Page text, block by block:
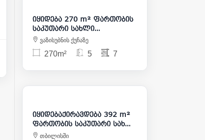
იყიდება 270 m² ფართობის
საკუთარი სახლი
საბურთალოზე
ვაზისუბნის ქუჩაზე
270m² 5 7
475 000
იყიდებაქირავდება 392 m²
ფართობის საკუთარი სახლი
საბურთალოზე
თბილისში